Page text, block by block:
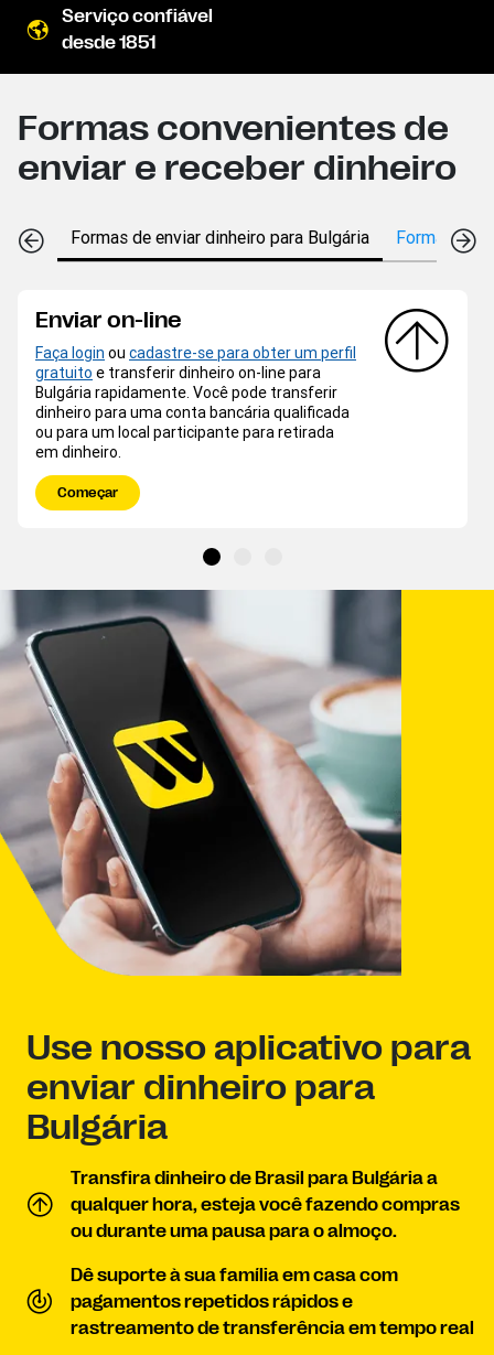
Serviço confiável
desde 1851
Formas convenientes de
enviar e receber dinheiro
Formas de enviar dinheiro para Bulgária Formas de
Enviar on-line
Faça login ou cadastre-se para obter um perfil
gratuito e transferir dinheiro on-line para
Bulgária rapidamente. Você pode transferir
dinheiro para uma conta bancária qualificada
ou para um local participante para retirada
em dinheiro.
Começar
Use nosso aplicativo para
enviar dinheiro para
Bulgária
Transfira dinheiro de Brasil para Bulgária a
qualquer hora, esteja você fazendo compras
ou durante uma pausa para o almoço.
Dê suporte à sua família em casa com
pagamentos repetidos rápidos e
rastreamento de transferência em tempo real